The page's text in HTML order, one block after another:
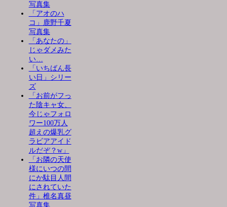
写真集
「アオのハ
コ」鹿野千夏
写真集
「あなたの」
じゃダメみた
い…
「いちばん長
い日」シリー
ズ
「お前がフっ
た陰キャ女、
今じゃフォロ
ワー100万人
超えの爆乳グ
ラビアアイド
ルだぞ？w」
「お隣の天使
様にいつの間
にか駄目人間
にされていた
件」椎名真昼
写真集